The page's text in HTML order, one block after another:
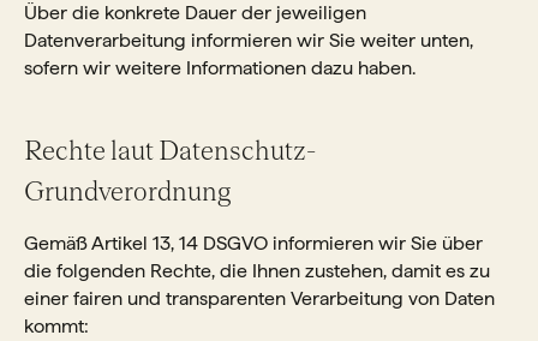
Über die konkrete Dauer der jeweiligen
Datenverarbeitung informieren wir Sie weiter unten,
sofern wir weitere Informationen dazu haben.
Rechte laut Datenschutz-
Grundverordnung
Gemäß Artikel 13, 14 DSGVO informieren wir Sie über
die folgenden Rechte, die Ihnen zustehen, damit es zu
einer fairen und transparenten Verarbeitung von Daten
kommt: